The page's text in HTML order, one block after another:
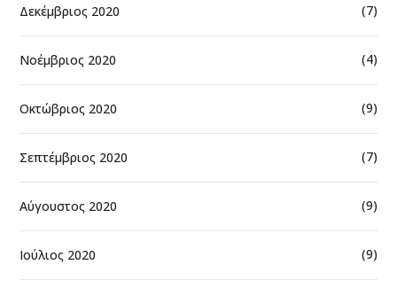
Δεκέμβριος 2020 (7)
Νοέμβριος 2020 (4)
Οκτώβριος 2020 (9)
Σεπτέμβριος 2020 (7)
Αύγουστος 2020 (9)
Ιούλιος 2020 (9)